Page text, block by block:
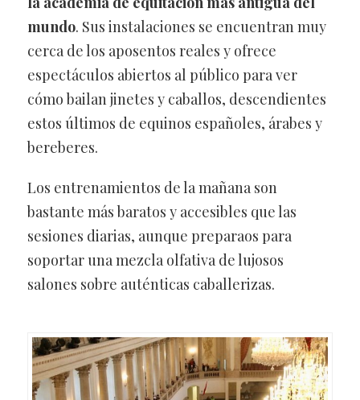
mundo. Sus instalaciones se encuentran muy
cerca de los aposentos reales y ofrece
espectáculos abiertos al público para ver
cómo bailan jinetes y caballos, descendientes
estos últimos de equinos españoles, árabes y
bereberes.
Los entrenamientos de la mañana son
bastante más baratos y accesibles que las
sesiones diarias, aunque preparaos para
soportar una mezcla olfativa de lujosos
salones sobre auténticas caballerizas.